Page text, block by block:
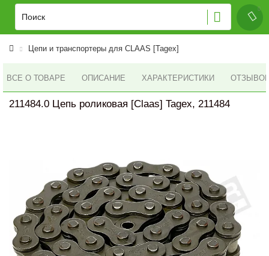
Цепи и транспортеры для CLAAS [Tagex]
ВСЕ О ТОВАРЕ ОПИСАНИЕ ХАРАКТЕРИСТИКИ ОТЗЫВОВ
211484.0 Цепь роликовая [Claas] Tagex, 211484